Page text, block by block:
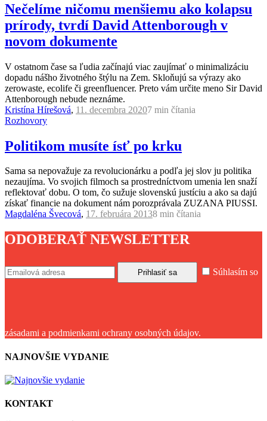
Nečelíme ničomu menšiemu ako kolapsu
prírody, tvrdí David Attenborough v
novom dokumente
V ostatnom čase sa ľudia začínajú viac zaujímať o minimalizáciu
dopadu nášho životného štýlu na Zem. Skloňujú sa výrazy ako
zerowaste, ecolife či greenfluencer. Preto vám určite meno Sir David
Attenborough nebude neznáme.
Kristína Hírešová, 11. decembra 20207 min čítania
Rozhovory
Politikom musíte ísť po krku
Sama sa nepovažuje za revolucionárku a podľa jej slov ju politika
nezaujíma. Vo svojich filmoch sa prostredníctvom umenia len snaží
reflektovať dobu. O tom, čo sužuje slovenskú justíciu a ako sa dajú
získať financie na dokument nám porozprávala ZUZANA PIUSSI.
Magdaléna Švecová, 17. februára 20138 min čítania
ODOBERAŤ NEWSLETTER
Súhlasím so
zásadami a podmienkami ochrany osobných údajov.
NAJNOVŠIE VYDANIE
KONTAKT